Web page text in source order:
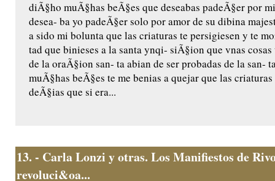
diÃ§ho muÃ§has beÃ§es que deseabas padeÃ§er por
desea- ba yo padeÃ§er solo por amor de su dibina
a sido mi bolunta que las criaturas te persigiesen y te
tad que binieses a la santa ynqi- siÃ§ion que vnas
de la oraÃ§ion san- ta abian de ser probadas de la san-
muÃ§has beÃ§es te me benias a quejar que las
deÃ§ias que si era...
13. - Carla Lonzi y otras. Los Manifiestos de
revoluci&oa...